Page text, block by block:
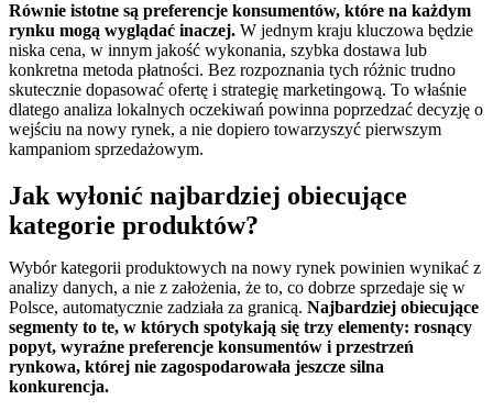
Równie istotne są preferencje konsumentów, które na każdym
rynku mogą wyglądać inaczej. W jednym kraju kluczowa będzie
niska cena, w innym jakość wykonania, szybka dostawa lub
konkretna metoda płatności. Bez rozpoznania tych różnic trudno
skutecznie dopasować ofertę i strategię marketingową. To właśnie
dlatego analiza lokalnych oczekiwań powinna poprzedzać decyzję o
wejściu na nowy rynek, a nie dopiero towarzyszyć pierwszym
kampaniom sprzedażowym.
Jak wyłonić najbardziej obiecujące
kategorie produktów?
Wybór kategorii produktowych na nowy rynek powinien wynikać z
analizy danych, a nie z założenia, że to, co dobrze sprzedaje się w
Polsce, automatycznie zadziała za granicą. Najbardziej obiecujące
segmenty to te, w których spotykają się trzy elementy: rosnący
popyt, wyraźne preferencje konsumentów i przestrzeń
rynkowa, której nie zagospodarowała jeszcze silna
konkurencja.